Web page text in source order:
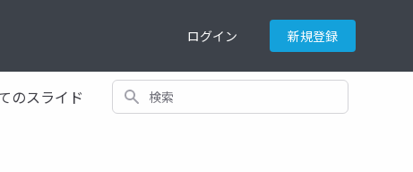
ログイン 新規登録
のスライド 検索